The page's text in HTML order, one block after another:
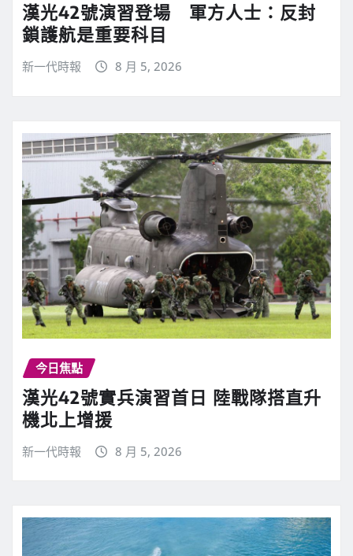
漢光42號演習登場 軍方人士：反封
鎖護航是重要科目
新一代時報 8 月 5, 2026
今日焦點
漢光42號實兵演習首日 陸戰隊搭直升
機北上增援
新一代時報 8 月 5, 2026